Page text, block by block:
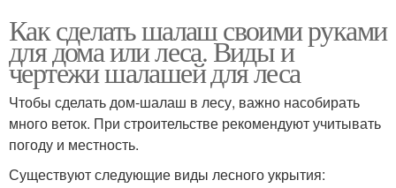
Как сделать шалаш своими руками
для дома или леса. Виды и
чертежи шалашей для леса
Чтобы сделать дом-шалаш в лесу, важно насобирать
много веток. При строительстве рекомендуют учитывать
погоду и местность.
Существуют следующие виды лесного укрытия: